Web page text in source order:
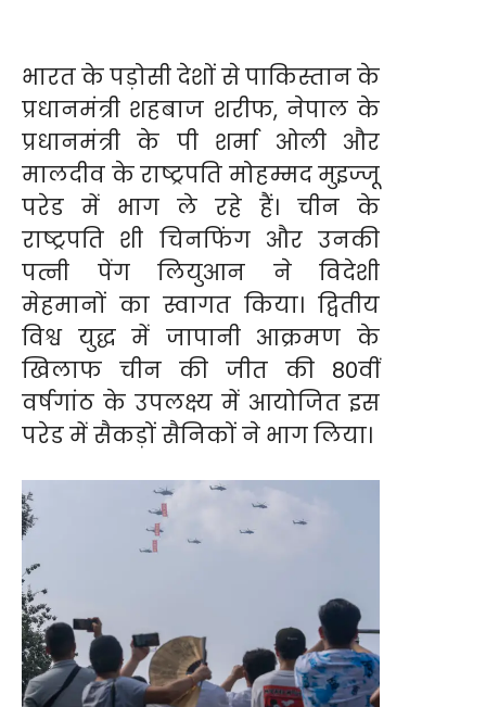
भारत के पड़ोसी देशों से पाकिस्तान के
प्रधानमंत्री शहबाज शरीफ, नेपाल के
प्रधानमंत्री के पी शर्मा ओली और
मालदीव के राष्ट्रपति मोहम्मद मुइज्जू
परेड में भाग ले रहे हैं। चीन के
राष्ट्रपति शी चिनफिंग और उनकी
पत्नी पेंग लियुआन ने विदेशी
मेहमानों का स्वागत किया। द्वितीय
विश्व युद्ध में जापानी आक्रमण के
खिलाफ चीन की जीत की 80वीं
वर्षगांठ के उपलक्ष्य में आयोजित इस
परेड में सैकड़ों सैनिकों ने भाग लिया।